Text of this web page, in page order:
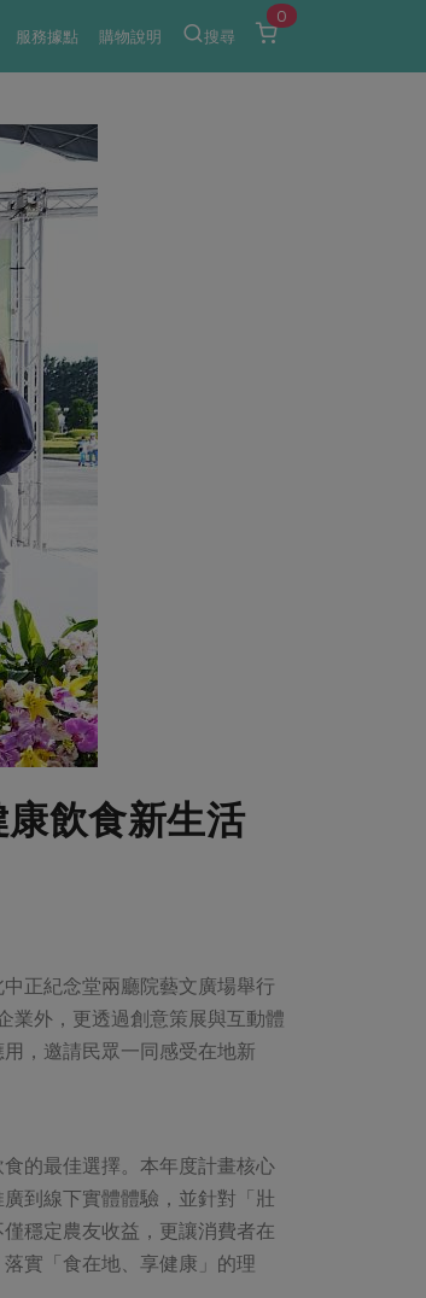
服務據點 購物說明 搜尋
0
飲食新生活
正紀念堂兩廳院藝文廣場舉行
業外，更透過創意策展與互動體
，邀請民眾一同感受在地新
的最佳選擇。本年度計畫核心
到線下實體體驗，並針對「壯
穩定農友收益，更讓消費者在
實「食在地、享健康」的理